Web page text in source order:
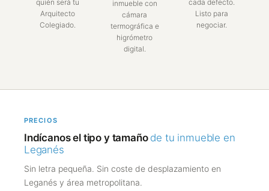
quién será tu
Arquitecto
Colegiado.
inmueble con
cámara
termográfica e
higrómetro
digital.
cada defecto.
Listo para
negociar.
PRECIOS
Indícanos el tipo y tamaño de tu inmueble en
Leganés
Sin letra pequeña. Sin coste de desplazamiento en
Leganés y área metropolitana.